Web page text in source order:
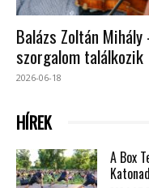
Balázs Zoltán
szorgalom találkozik
2026-06-18
HÍREK
A Box